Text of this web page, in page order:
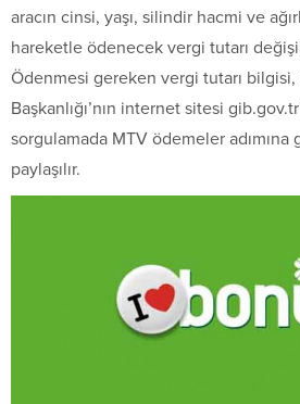
aracın cinsi, yaşı, silindir hacmi ve
hareketle ödenecek vergi tutarı
Ödenmesi gereken vergi tutarı bilgisi,
Başkanlığı’nın internet sitesi
sorgulamada MTV ödemeler
paylaşılır.